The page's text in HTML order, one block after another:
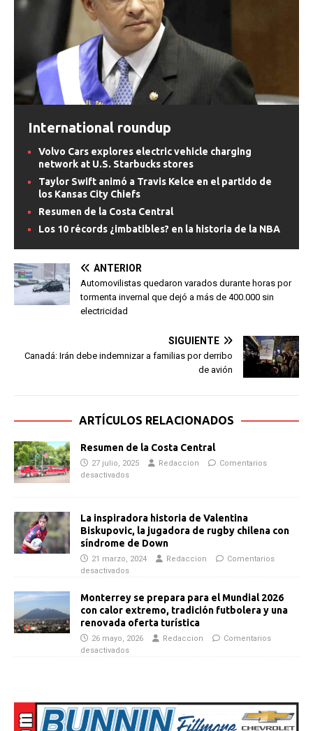
International roundup
Volvo Cars explores electric vehicle charging
network at U.S. Starbucks stores
Taylor Swift animó a Travis Kelce en el partido de
los Kansas City Chiefs
Resumen de la Costa Central
Los 10 récords ¿imbatibles? en la historia de la NBA
ANTERIOR
Automovilistas quedaron varados durante horas por
tormenta invernal que dejó a más de 400.000 sin
electricidad
SIGUIENTE
Canadá: Irán debe indemnizar a familias por derribo
de avión
ARTÍCULOS RELACIONADOS
Resumen de la Costa Central
27 julio, 2025 Redaccion
Comentarios
desactivados
La inspiradora historia de Valentina
Biskupovic, la jugadora de rugby chilena con
síndrome de Down
21 marzo, 2024 Redaccion
Comentarios
desactivados
Monterrey se prepara para el Mundial 2026
con calor extremo, tradición futbolera y una
renovada oferta turística
26 mayo, 2026 Redaccion
Comentarios
desactivados